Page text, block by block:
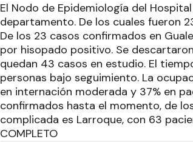
El Nodo de Epidemiología del
departamento. De los cuales fueron
De los 23 casos confirmados en
por hisopado positivo. Se
quedan 43 casos en estudio. El
personas bajo seguimiento. La
en internación moderada y 37% en
confirmados hasta el momento, de
complicada es Larroque, con 63
COMPLETO